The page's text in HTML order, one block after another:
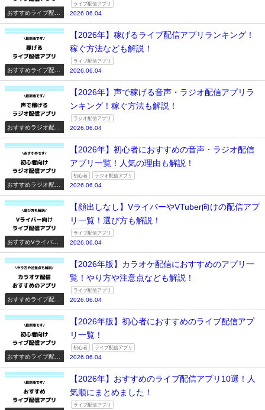
おすすめライブ配信
アプリ一覧
ライブ配信アプリ
2026.06.04
おすすめライブ配信
アプリ一覧
【2026年】稼げるライブ配信アプリランキング！
稼ぐ方法なども解説！
ライブ配信アプリ
2026.06.04
おすすめラジオ配信
アプリ一覧
【2026年】声で稼げる音声・ラジオ配信アプリラ
ンキング！稼ぐ方法も解説！
ラジオ配信アプリ
2026.06.04
おすすめラジオ配信
アプリ一覧
【2026年】初心者におすすめの音声・ラジオ配信
アプリ一覧！人気の理由も解説！
初心者 ラジオ配信アプリ
2026.06.04
おすすめVライバー
系配信アプリ一覧
【顔出しなし】VライバーやVTuber向けの配信アプ
リ一覧！選び方も解説！
ライブ配信アプリ
2026.06.04
おすすめライブ配信
アプリ一覧
【2026年版】カラオケ配信におすすめのアプリ一
覧！やり方や注意点なども解説！
ライブ配信アプリ
2026.06.04
おすすめライブ配信
アプリ一覧
【2026年版】初心者におすすめのライブ配信アプ
リ一覧！
初心者 ライブ配信アプリ
2026.06.04
【2026年】おすすめのライブ配信アプリ10選！人
気順にまとめました！
ライブ配信アプリ